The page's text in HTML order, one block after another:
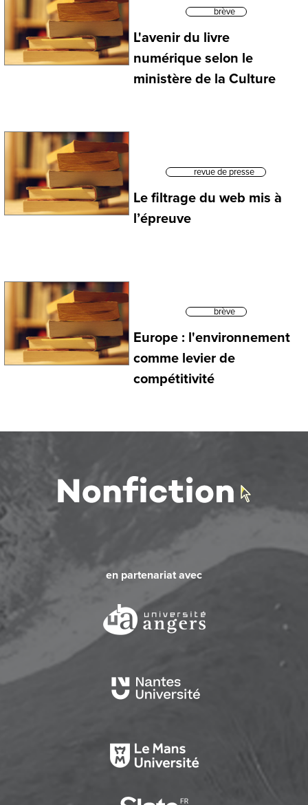
brève
L'avenir du livre
numérique selon le
ministère de la Culture
revue de presse
Le filtrage du web mis à
l’épreuve
brève
Europe : l'environnement
comme levier de
compétitivité
en partenariat avec